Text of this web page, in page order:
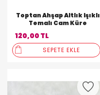
Toptan Ahşap Altlık Işıklı
Temalı Cam Küre
120,00 TL
SEPETE EKLE